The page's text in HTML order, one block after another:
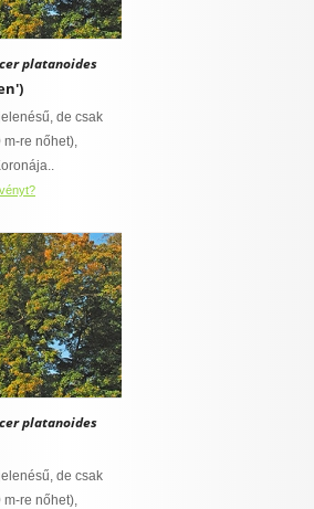
platanoides
de csak
m-re nőhet),
platanoides
de csak
m-re nőhet),